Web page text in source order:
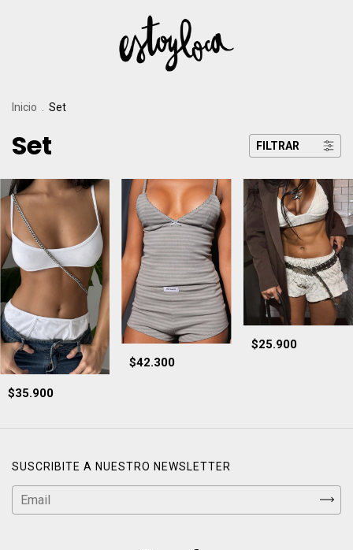
Inicio Set
Set FILTRAR
$35.900
$42.300
$25.900
SUSCRIBITE A NUESTRO NEWSLETTER